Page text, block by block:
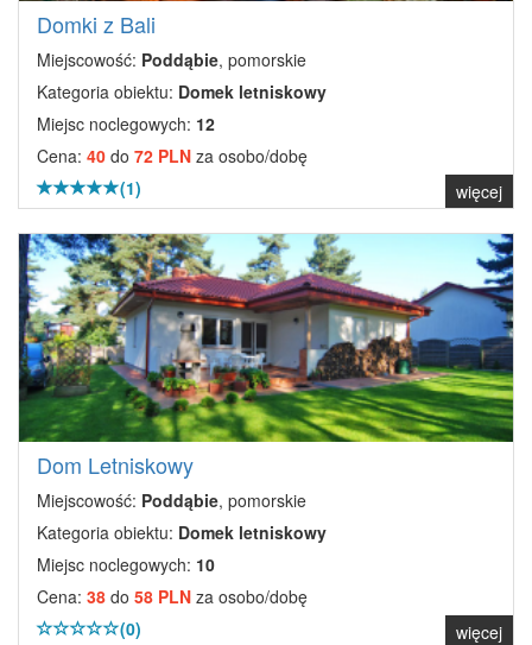
Domki z Bali
Miejscowość: Poddąbie, pomorskie
Kategoria obiektu: Domek letniskowy
Miejsc noclegowych: 12
Cena: 40 do 72 PLN za osobo/dobę
(1)
więcej
Dom Letniskowy
Miejscowość: Poddąbie, pomorskie
Kategoria obiektu: Domek letniskowy
Miejsc noclegowych: 10
Cena: 38 do 58 PLN za osobo/dobę
(0)
więcej